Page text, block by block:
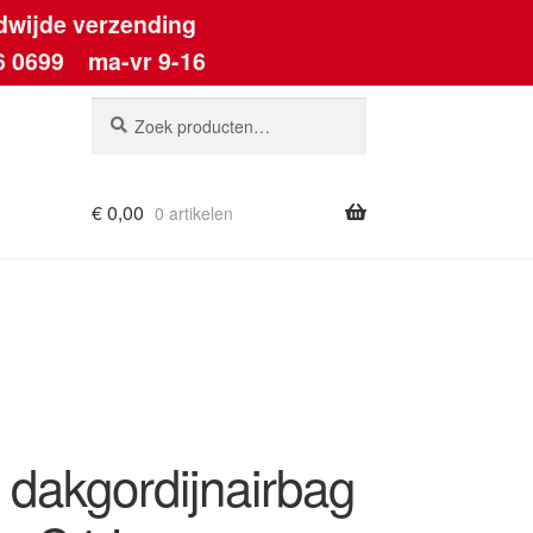
verzending
0699 ma-vr 9-16
naar:
€0,00 0 artikelen